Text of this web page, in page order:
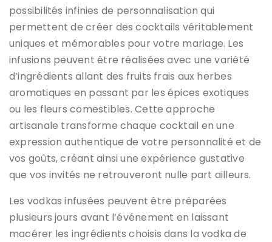
possibilités infinies de personnalisation qui
permettent de créer des cocktails véritablement
uniques et mémorables pour votre mariage. Les
infusions peuvent être réalisées avec une variété
d’ingrédients allant des fruits frais aux herbes
aromatiques en passant par les épices exotiques
ou les fleurs comestibles. Cette approche
artisanale transforme chaque cocktail en une
expression authentique de votre personnalité et de
vos goûts, créant ainsi une expérience gustative
que vos invités ne retrouveront nulle part ailleurs.
Les vodkas infusées peuvent être préparées
plusieurs jours avant l’événement en laissant
macérer les ingrédients choisis dans la vodka de